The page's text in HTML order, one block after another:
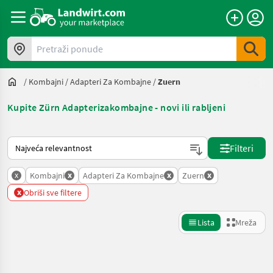
Pretraži ponude
/ Kombajni /Adapteri Za Kombajne /Zuern
Kupite Zürn Adapterizakombajne - novi ili rabljeni
Način na koji sortira Landwirt.com
Filteri
x Kombajni x Adapteri Za Kombajne x Zuern x
x Obriši sve filtere
Lista Mreža